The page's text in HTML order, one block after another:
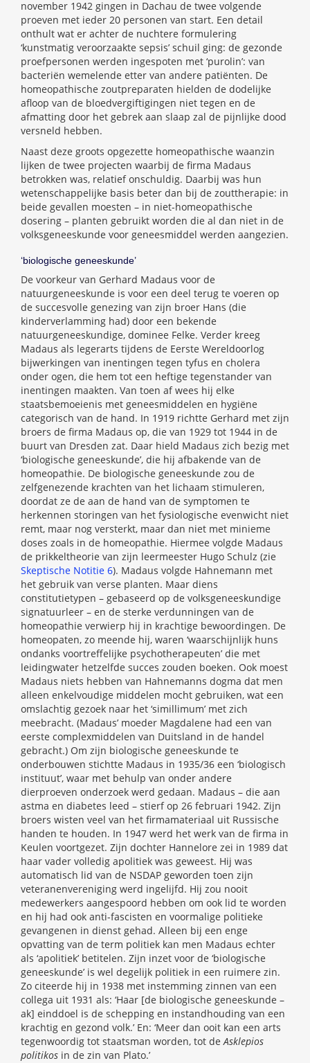
november 1942 gingen in Dachau de twee volgende
proeven met ieder 20 personen van start. Een detail
onthult wat er achter de nuchtere formulering
‘kunstmatig veroorzaakte sepsis’ schuil ging: de gezonde
proefpersonen werden ingespoten met ‘purolin’: van
bacteriën wemelende etter van andere patiënten. De
homeopathische zoutpreparaten hielden de dodelijke
afloop van de bloedvergiftigingen niet tegen en de
afmatting door het gebrek aan slaap zal de pijnlijke dood
versneld hebben.
Naast deze groots opgezette homeopathische waanzin
lijken de twee projecten waarbij de firma Madaus
betrokken was, relatief onschuldig. Daarbij was hun
wetenschappelijke basis beter dan bij de zouttherapie: in
beide gevallen moesten – in niet-homeopathische
dosering – planten gebruikt worden die al dan niet in de
volksgeneeskunde voor geneesmiddel werden aangezien.
‘biologische geneeskunde’
De voorkeur van Gerhard Madaus voor de
natuurgeneeskunde is voor een deel terug te voeren op
de succesvolle genezing van zijn broer Hans (die
kinderverlamming had) door een bekende
natuurgeneeskundige, dominee Felke. Verder kreeg
Madaus als legerarts tijdens de Eerste Wereldoorlog
bijwerkingen van inentingen tegen tyfus en cholera
onder ogen, die hem tot een heftige tegenstander van
inentingen maakten. Van toen af wees hij elke
staatsbemoeienis met geneesmiddelen en hygiëne
categorisch van de hand. In 1919 richtte Gerhard met zijn
broers de firma Madaus op, die van 1929 tot 1944 in de
buurt van Dresden zat. Daar hield Madaus zich bezig met
‘biologische geneeskunde’, die hij afbakende van de
homeopathie. De biologische geneeskunde zou de
zelfgenezende krachten van het lichaam stimuleren,
doordat ze de aan de hand van de symptomen te
herkennen storingen van het fysiologische evenwicht niet
remt, maar nog versterkt, maar dan niet met minieme
doses zoals in de homeopathie. Hiermee volgde Madaus
de prikkeltheorie van zijn leermeester Hugo Schulz (zie
Skeptische Notitie 6). Madaus volgde Hahnemann met
het gebruik van verse planten. Maar diens
constitutietypen – gebaseerd op de volksgeneeskundige
signatuurleer – en de sterke verdunningen van de
homeopathie verwierp hij in krachtige bewoordingen. De
homeopaten, zo meende hij, waren ‘waarschijnlijk huns
ondanks voortreffelijke psychotherapeuten’ die met
leidingwater hetzelfde succes zouden boeken. Ook moest
Madaus niets hebben van Hahnemanns dogma dat men
alleen enkelvoudige middelen mocht gebruiken, wat een
omslachtig gezoek naar het ‘simillimum’ met zich
meebracht. (Madaus’ moeder Magdalene had een van
eerste complexmiddelen van Duitsland in de handel
gebracht.) Om zijn biologische geneeskunde te
onderbouwen stichtte Madaus in 1935/36 een ‘biologisch
instituut’, waar met behulp van onder andere
dierproeven onderzoek werd gedaan. Madaus – die aan
astma en diabetes leed – stierf op 26 februari 1942. Zijn
broers wisten veel van het firmamateriaal uit Russische
handen te houden. In 1947 werd het werk van de firma in
Keulen voortgezet. Zijn dochter Hannelore zei in 1989 dat
haar vader volledig apolitiek was geweest. Hij was
automatisch lid van de NSDAP geworden toen zijn
veteranenvereniging werd ingelijfd. Hij zou nooit
medewerkers aangespoord hebben om ook lid te worden
en hij had ook anti-fascisten en voormalige politieke
gevangenen in dienst gehad. Alleen bij een enge
opvatting van de term politiek kan men Madaus echter
als ‘apolitiek’ betitelen. Zijn inzet voor de ‘biologische
geneeskunde’ is wel degelijk politiek in een ruimere zin.
Zo citeerde hij in 1938 met instemming zinnen van een
collega uit 1931 als: ‘Haar [de biologische geneeskunde –
ak] einddoel is de schepping en instandhouding van een
krachtig en gezond volk.’ En: ‘Meer dan ooit kan een arts
tegenwoordig tot staatsman worden, tot deAsklepios
politikos in de zin van Plato.’